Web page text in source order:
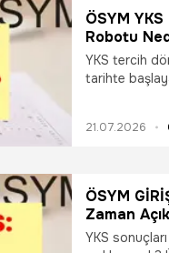
detayları
tercih
ÖSYM
Robotu
Bitiyor?
YKS tercih
tarihte
başarı
araştırıyor.
ayrıntılar.
21.07.2026
ÖSYM
Zaman
Başlıyor?
YKS